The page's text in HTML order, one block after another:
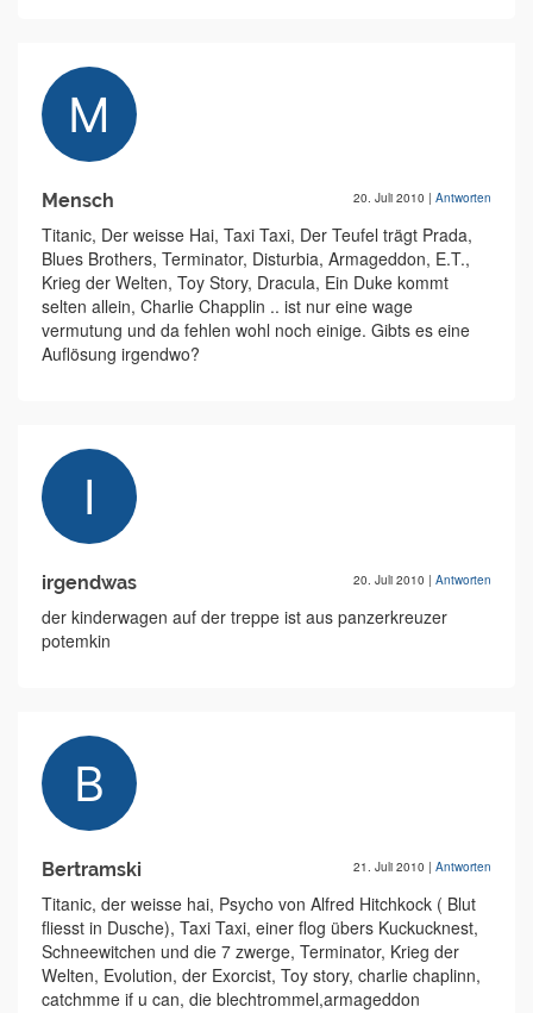
Mensch 20. Juli 2010 | Antworten
Titanic, Der weisse Hai, Taxi Taxi, Der Teufel trägt Prada,
Blues Brothers, Terminator, Disturbia, Armageddon, E.T.,
Krieg der Welten, Toy Story, Dracula, Ein Duke kommt
selten allein, Charlie Chapplin .. ist nur eine wage
vermutung und da fehlen wohl noch einige. Gibts es eine
Auflösung irgendwo?
irgendwas 20. Juli 2010 | Antworten
der kinderwagen auf der treppe ist aus panzerkreuzer
potemkin
Bertramski 21. Juli 2010 | Antworten
Titanic, der weisse hai, Psycho von Alfred Hitchkock ( Blut
fliesst in Dusche), Taxi Taxi, einer flog übers Kuckucknest,
Schneewitchen und die 7 zwerge, Terminator, Krieg der
Welten, Evolution, der Exorcist, Toy story, charlie chaplinn,
catchmme if u can, die blechtrommel,armageddon